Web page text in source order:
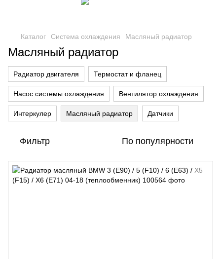
Каталог Система охлаждения Масляный радиатор
Масляный радиатор
Радиатор двигателя Термостат и фланец
Насос системы охлаждения Вентилятор охлаждения
Интеркулер Масляный радиатор Датчики
Фильтр По популярности